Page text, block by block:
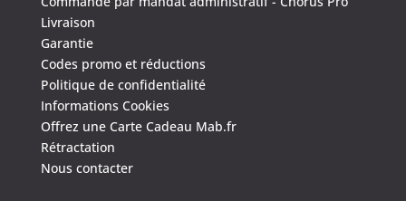
Livraison
Garantie
Codes promo et réductions
Politique de confidentialité
Informations Cookies
Offrez une Carte Cadeau Mab.fr
Rétractation
Nous contacter